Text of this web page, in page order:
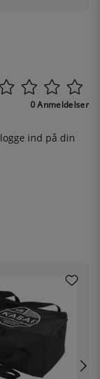
0 Anmeldelser
logge ind på din